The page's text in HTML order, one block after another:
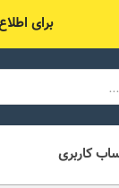
برای اطلاع از
کاربری